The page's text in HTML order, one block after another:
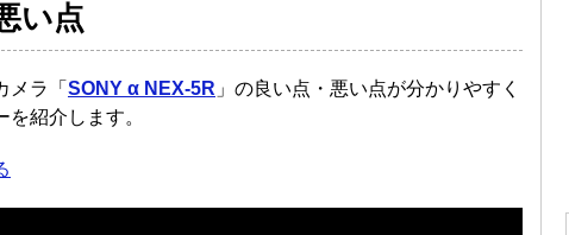
い点
メラ「 SONY α NEX-5R 」の良い点・悪い点が分かりやすく
紹介します。